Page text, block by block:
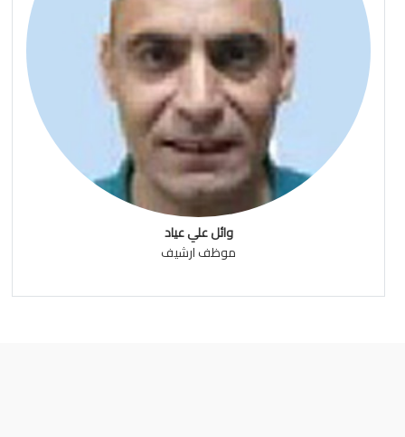
وائل علي عياد
موظف ارشيف